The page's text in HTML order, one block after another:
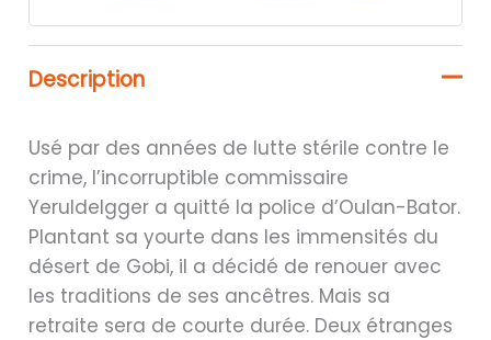
Description
Usé par des années de lutte stérile contre le
crime, l’incorruptible commissaire
Yeruldelgger a quitté la police d’Oulan-Bator.
Plantant sa yourte dans les immensités du
désert de Gobi, il a décidé de renouer avec
les traditions de ses ancêtres. Mais sa
retraite sera de courte durée. Deux étranges